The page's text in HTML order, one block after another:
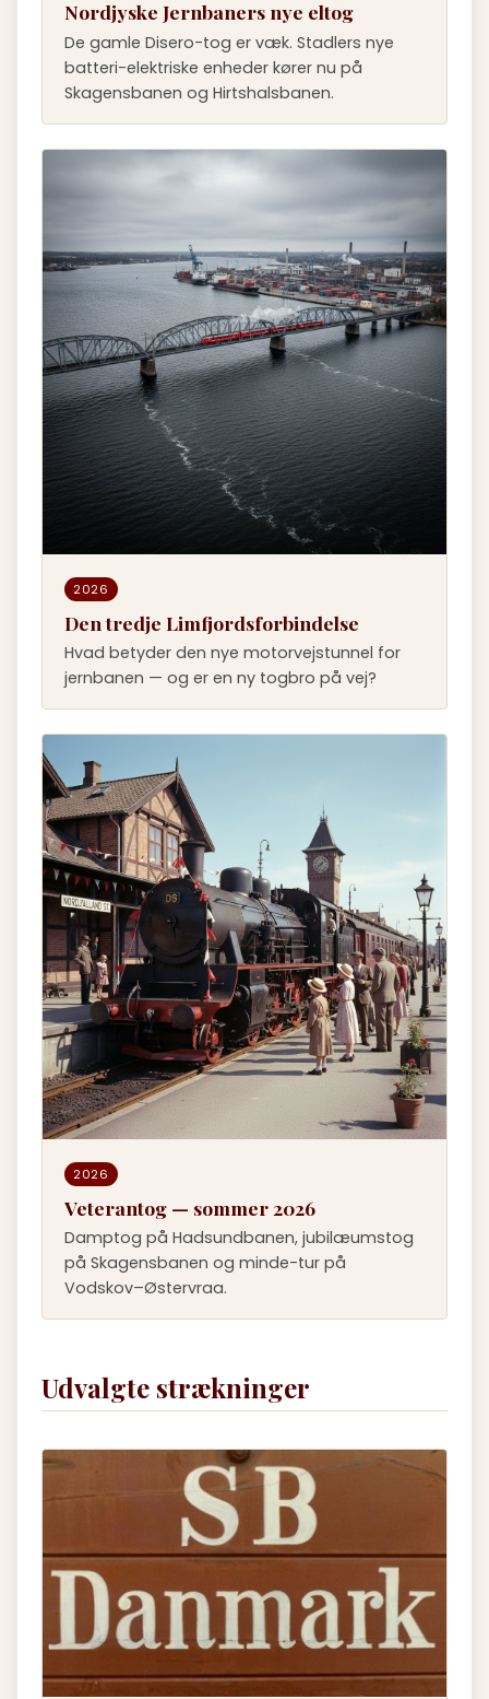
Nordjyske Jernbaners nye eltog
De gamle Disero-tog er væk. Stadlers nye
batteri-elektriske enheder kører nu på
Skagensbanen og Hirtshalsbanen.
2026
Den tredje Limfjordsforbindelse
Hvad betyder den nye motorvejstunnel for
jernbanen — og er en ny togbro på vej?
2026
Veterantog — sommer 2026
Damptog på Hadsundbanen, jubilæumstog
på Skagensbanen og minde-tur på
Vodskov–Østervraa.
Udvalgte strækninger